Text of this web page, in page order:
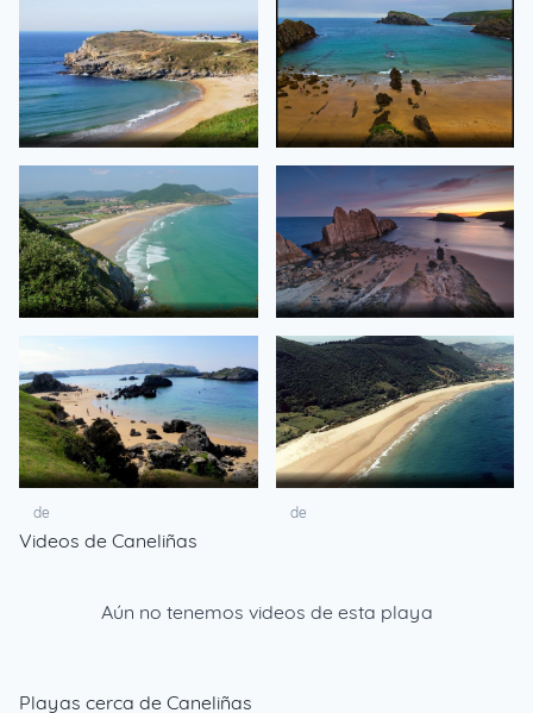
de
de de
Videos de Caneliñas
Aún no tenemos videos de esta playa
Playas cerca de Caneliñas